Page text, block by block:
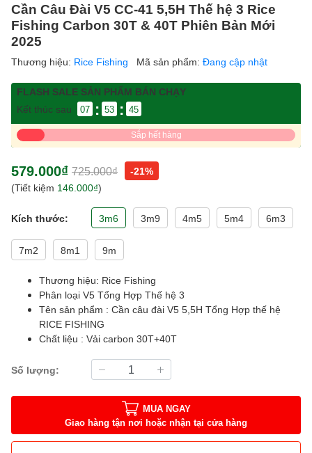
Cần Câu Đài V5 CC-41 5,5H Thế hệ 3 Rice
Fishing Carbon 30T & 40T Phiên Bản Mới
2025
Thương hiệu: Rice Fishing Mã sản phẩm: Đang cập nhật
FLASH SALE SẢN PHẨM BÁN CHẠY
Kết thúc sau
07 : 53 : 45
Sắp hết hàng
579.000₫ 725.000₫
-21%
(Tiết kiệm 146.000₫)
Kích thước: 3m6 3m9 4m5 5m4 6m3
7m2 8m1 9m
Thương hiệu: Rice Fishing
Phân loại V5 Tổng Hợp Thế hệ 3
Tên sản phẩm : Cần câu đài V5 5,5H Tổng Hợp thế hệ
RICE FISHING
Chất liệu : Vải carbon 30T+40T
Số lượng:
MUA NGAY
Giao hàng tận nơi hoặc nhận tại cửa hàng